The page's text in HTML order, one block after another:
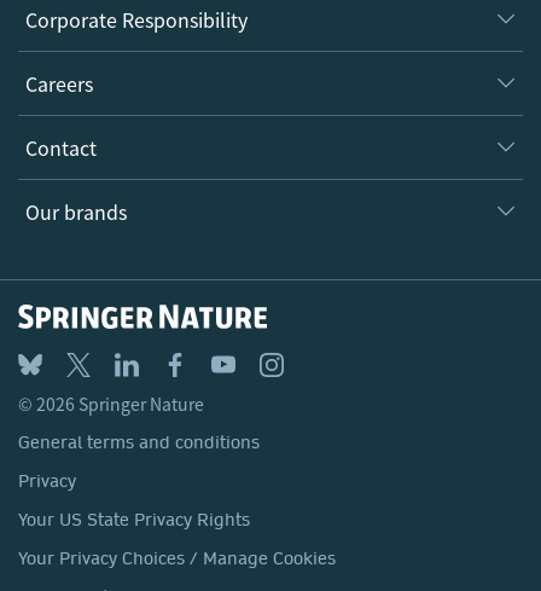
About us
Executive team
Our Communities
Our Health Division
Corporate Responsibility
Taking Responsibility
Inclusion
Policies, Reports & Modern Slavery Act
Careers
Why Work Here?
Search our vacancies ↗
Contact
Locations & Contact
Our brands
Springer
BMC
Discover
© 2026 Springer Nature
General terms and conditions
Privacy
Your US State Privacy Rights
Your Privacy Choices / Manage Cookies